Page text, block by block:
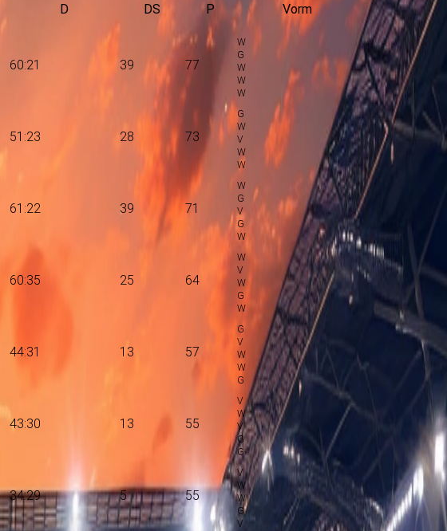
D DS P Vorm
60:21 39 77
51:23 28 73
61:22 39 71
60:35 25 64
44:31 13 57
43:30 13 55
34:29 5 55